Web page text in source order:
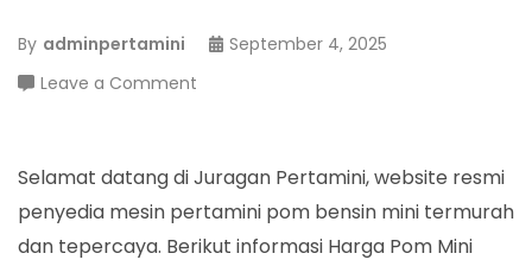
By adminpertamini
September 4, 2025
Leave a Comment
Mini
Kabupaten
Sarolangun
Selamat datang di Juragan Pertamini, website resmi
penyedia mesin pertamini pom bensin mini termurah
dan tepercaya. Berikut informasi Harga Pom Mini